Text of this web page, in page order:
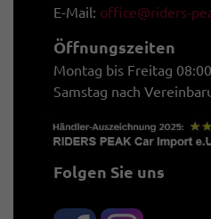
E-Mail: office@riders-
Öffnungszeiten
Montag bis Freitag
Samstag nach
Folgen Sie uns